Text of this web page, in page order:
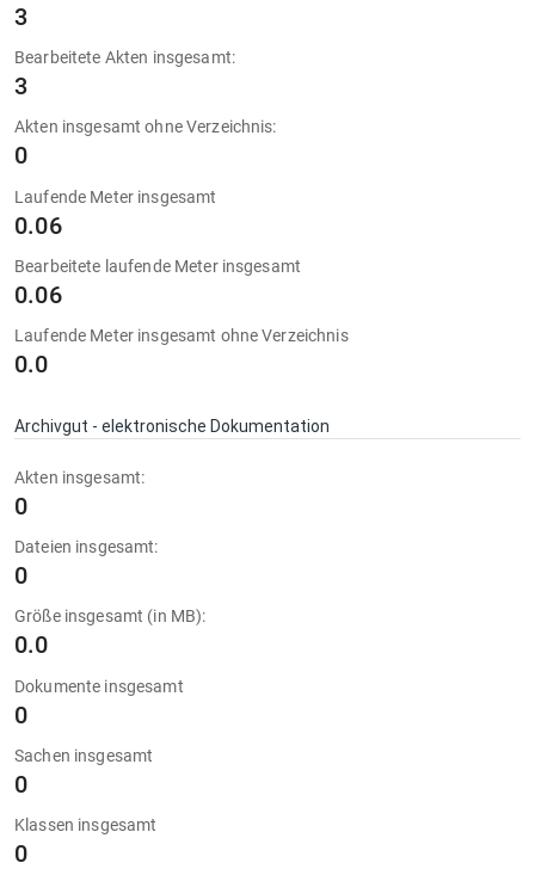
3
Bearbeitete Akten insgesamt:
3
Akten insgesamt ohne Verzeichnis:
0
Laufende Meter insgesamt
0.06
Bearbeitete laufende Meter insgesamt
0.06
Laufende Meter insgesamt ohne Verzeichnis
0.0
Archivgut - elektronische Dokumentation
Akten insgesamt:
0
Dateien insgesamt:
0
Größe insgesamt (in MB):
0.0
Dokumente insgesamt
0
Sachen insgesamt
0
Klassen insgesamt
0